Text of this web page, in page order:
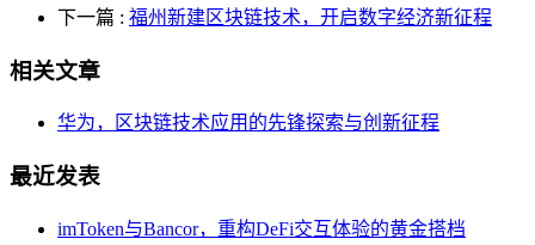
下一篇 : 福州新建区块链技术，开启数字经济新征程
相关文章
华为，区块链技术应用的先锋探索与创新征程
最近发表
imToken与Bancor，重构DeFi交互体验的黄金搭档